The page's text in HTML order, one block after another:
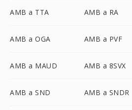
AMB a TTA AMB a RA
AMB a OGA AMB a PVF
AMB a MAUD AMB a 8SVX
AMB a SND AMB a SNDR